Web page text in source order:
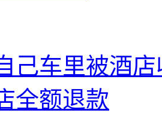
己车里被酒
全额退款